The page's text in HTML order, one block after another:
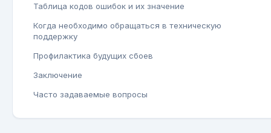
Таблица кодов ошибок и их значение
Когда необходимо обращаться в техническую
поддержку
Профилактика будущих сбоев
Заключение
Часто задаваемые вопросы